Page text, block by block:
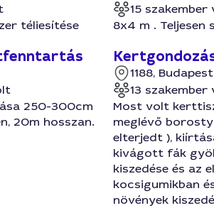
téliesítése
15
8x4 m . Teljesen
250-300cm
20m hosszan.
1188, Budapest
13
Most volt
meglévő
elterjedt ),
kivágott fák
kiszedése és az
kocsigumikban
növények